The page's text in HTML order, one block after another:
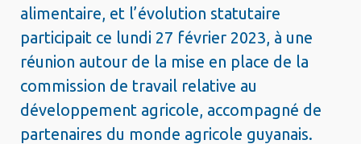
alimentaire, et l’évolution statutaire
participait ce lundi 27 février 2023, à une
réunion autour de la mise en place de la
commission de travail relative au
développement agricole, accompagné de
partenaires du monde agricole guyanais.